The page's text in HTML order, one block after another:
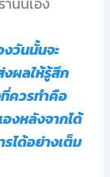
วันนั้นจะ
งผลให้รู้สึก
ควรทำคือ
งหลังจากได้
รได้อย่างเต็ม